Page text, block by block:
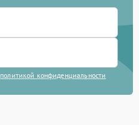
политикой конфиденциальности